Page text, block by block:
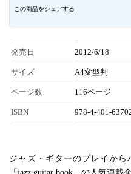
この商品をシェアする
発売日 2012/6/18
サイズ A4変型判
ページ数 116ページ
ISBN 978-4-401-
ジャズ・ギターのプレイから